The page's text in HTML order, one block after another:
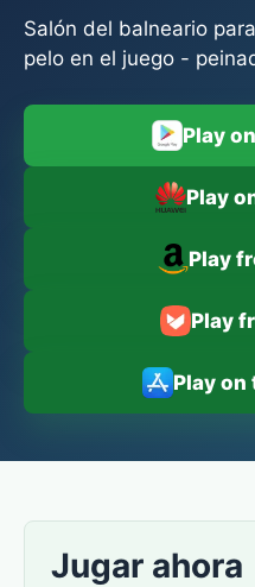
Salón del balneario
pelo en el juego -
Play
Play
Play
Play
Play on
Jugar ahora